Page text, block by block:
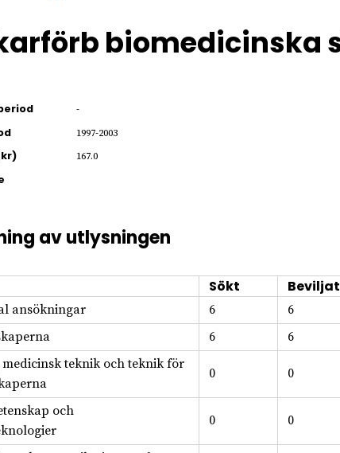
biomedicinska
-
1997-2003
167.0
av utlysningen
Sökt Beviljat
ansökningar 6 6
6 6
teknik och teknik för
0 0
och
0 0